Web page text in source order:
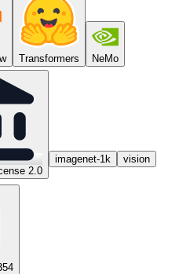
Transformers NeMo
2.0
imagenet-1k vision